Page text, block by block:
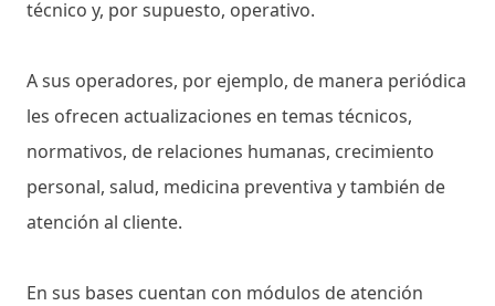
técnico y, por supuesto, operativo.
A sus operadores, por ejemplo, de manera periódica
les ofrecen actualizaciones en temas técnicos,
normativos, de relaciones humanas, crecimiento
personal, salud, medicina preventiva y también de
atención al cliente.
En sus bases cuentan con módulos de atención